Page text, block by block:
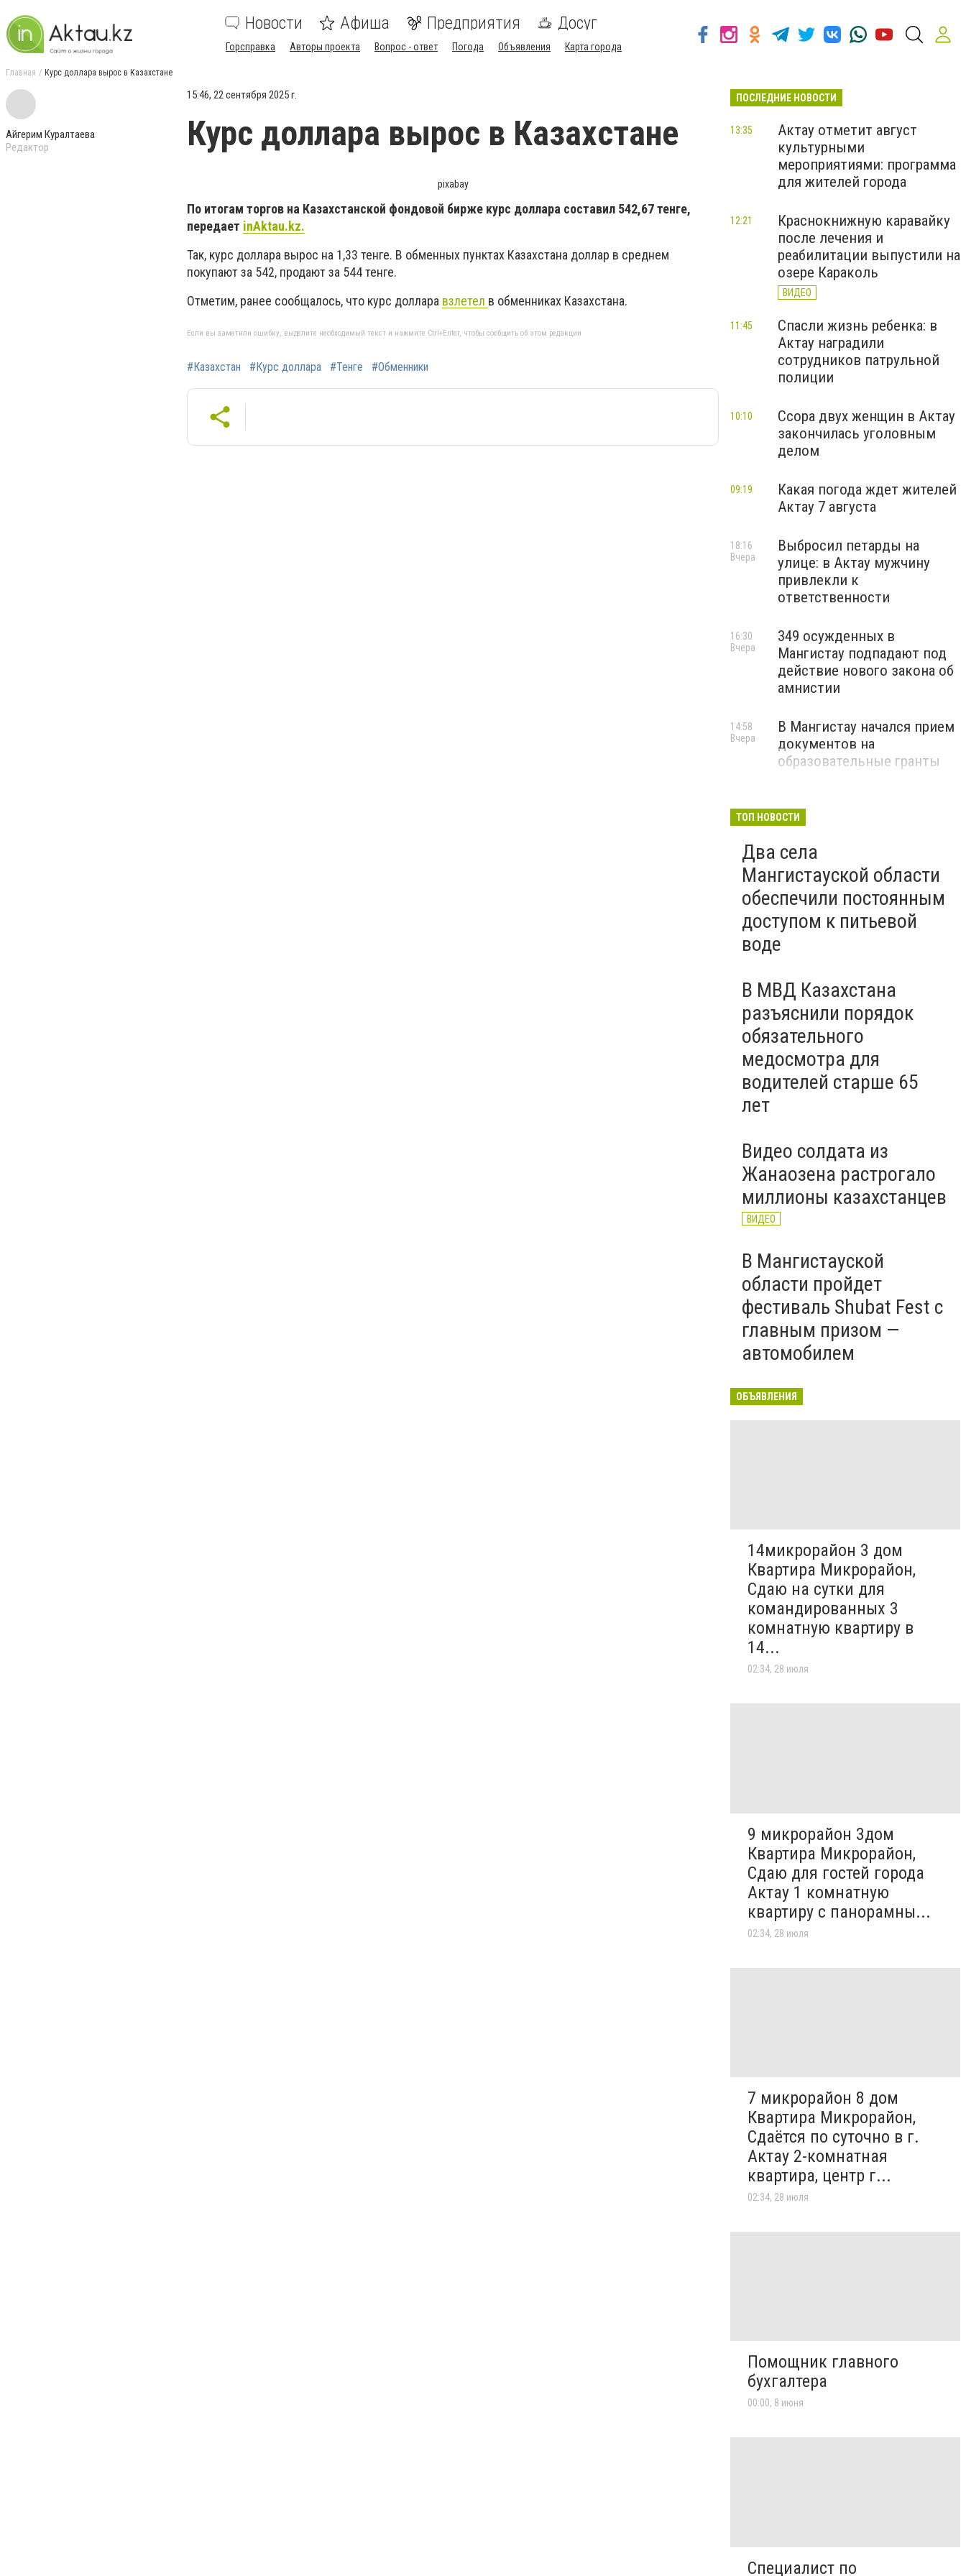
Новости Афиша Предприятия Досуг
Горсправка Авторы проекта Вопрос - ответ Погода Объявления Карта города
Главная Курс доллара вырос в Казахстане
Айгерим Куралтаева
Редактор
15:46, 22 сентября 2025 г.
Курс доллара вырос в Казахстане
pixabay
По итогам торгов на Казахстанской фондовой бирже курс доллара составил 542,67 тенге,
передает inAktau.kz.
Так, курс доллара вырос на 1,33 тенге. В обменных пунктах Казахстана доллар в среднем
покупают за 542, продают за 544 тенге.
Отметим, ранее сообщалось, что курс доллара взлетел в обменниках Казахстана.
Если вы заметили ошибку, выделите необходимый текст и нажмите Ctrl+Enter, чтобы сообщить об этом редакции
#Казахстан #Курс доллара #Тенге #Обменники
ПОСЛЕДНИЕ НОВОСТИ
Актау отметит август
культурными
мероприятиями: программа
для жителей города
13:35
Краснокнижную каравайку
после лечения и
реабилитации выпустили на
озере Караколь
ВИДЕО
12:21
Спасли жизнь ребенка: в
Актау наградили
сотрудников патрульной
полиции
11:45
Ссора двух женщин в Актау
закончилась уголовным
делом
10:10
Какая погода ждет жителей
Актау 7 августа
09:19
Выбросил петарды на
улице: в Актау мужчину
привлекли к
ответственности
18:16
Вчера
349 осужденных в
Мангистау подпадают под
действие нового закона об
амнистии
16:30
Вчера
В Мангистау начался прием
документов на
образовательные гранты
14:58
Вчера
ТОП НОВОСТИ
Два села
Мангистауской области
обеспечили постоянным
доступом к питьевой
воде
В МВД Казахстана
разъяснили порядок
обязательного
медосмотра для
водителей старше 65
лет
Видео солдата из
Жанаозена растрогало
миллионы казахстанцев
ВИДЕО
В Мангистауской
области пройдет
фестиваль Shubat Fest с
главным призом —
автомобилем
ОБЪЯВЛЕНИЯ
14микрорайон 3 дом
Квартира Микрорайон,
Сдаю на сутки для
командированных 3
комнатную квартиру в
14...
02:34, 28 июля
9 микрорайон 3дом
Квартира Микрорайон,
Сдаю для гостей города
Актау 1 комнатную
квартиру с панорамны...
02:34, 28 июля
7 микрорайон 8 дом
Квартира Микрорайон,
Сдаётся по суточно в г.
Актау 2-комнатная
квартира, центр г...
02:34, 28 июля
Помощник главного
бухгалтера
00:00, 8 июня
Специалист по